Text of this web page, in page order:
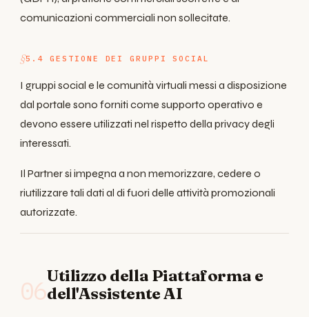
comunicazioni commerciali non sollecitate.
5.4 GESTIONE DEI GRUPPI SOCIAL
I gruppi social e le comunità virtuali messi a disposizione
dal portale sono forniti come supporto operativo e
devono essere utilizzati nel rispetto della privacy degli
interessati.
Il Partner si impegna a non memorizzare, cedere o
riutilizzare tali dati al di fuori delle attività promozionali
autorizzate.
06
Utilizzo della Piattaforma e
dell'Assistente AI